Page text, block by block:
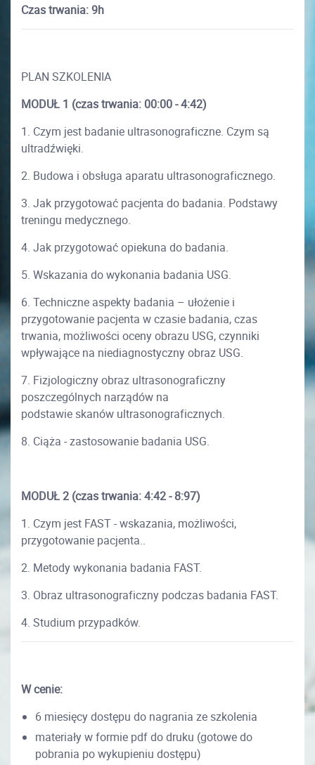
Czas trwania: 9h
PLAN SZKOLENIA
MODUŁ 1 (czas trwania: 00:00 - 4:42)
1. Czym jest badanie ultrasonograficzne. Czym są
ultradźwięki.
2. Budowa i obsługa aparatu ultrasonograficznego.
3. Jak przygotować pacjenta do badania. Podstawy
treningu medycznego.
4. Jak przygotować opiekuna do badania.
5. Wskazania do wykonania badania USG.
6. Techniczne aspekty badania – ułożenie i
przygotowanie pacjenta w czasie badania, czas
trwania, możliwości oceny obrazu USG, czynniki
wpływające na niediagnostyczny obraz USG.
7. Fizjologiczny obraz ultrasonograficzny
poszczególnych narządów na
podstawie skanów ultrasonograficznych.
8. Ciąża - zastosowanie badania USG.
MODUŁ 2 (czas trwania:4:42 - 8:97)
1. Czym jest FAST - wskazania, możliwości,
przygotowanie pacjenta..
2. Metody wykonania badania FAST.
3. Obraz ultrasonograficzny podczas badania FAST.
4. Studium przypadków.
W cenie:
6 miesięcy dostępu do nagrania ze szkolenia
materiały w formie pdf do druku (gotowe do
pobrania po wykupieniu dostępu)